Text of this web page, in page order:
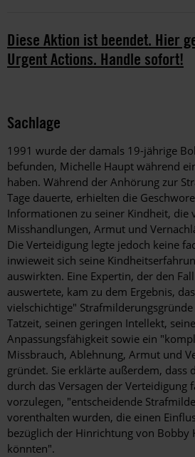
Diese Aktion ist beendet. Hier
Urgent Actions. Handle sofort!
Sachlage
1991 wurde der damals 19-jährige
befunden, Michelle Haupt während
haben. Während der Anhörung zur
Tage dauerte, erhielten die
Informationen zu seiner Kindheit, die
Misshandlungen, Armut und
Die Verteidigung legte jedoch keine
inwieweit sich seine
auswirkten. Eine Expertin, der den
auswertete, kam zu dem Ergebnis,
vielschichtige"
Tatzeit, seinen geringen Intellekt,
Anpassungsfähigkeit sowie ein
Missbrauch, Ablehnung, Armut und
gründet. Sie erklärte außerdem, dass
durch das Versagen der Verteidigung
vorzulegen, "entscheidende
vorenthalten wurden, die einen
bezüglich der Hinrichtung von Bobby
könnten".